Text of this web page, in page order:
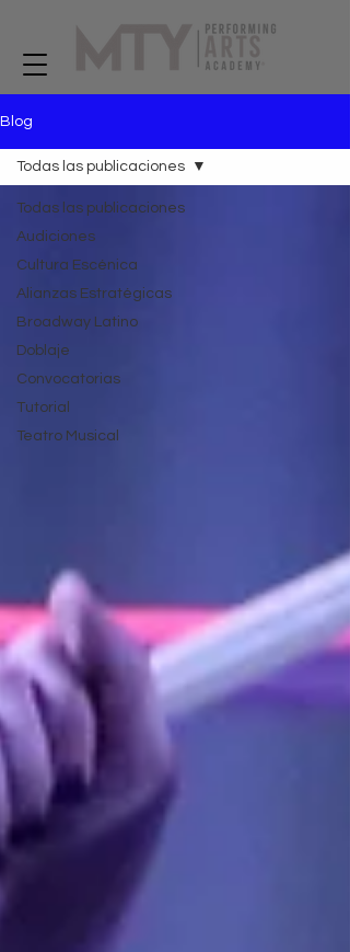
Blog
Todas las publicaciones
Audiciones
Cultura Escénica
Alianzas Estratégicas
Broadway Latino
Doblaje
Convocatorias
Tutorial
Teatro Musical
Todas las publicaciones